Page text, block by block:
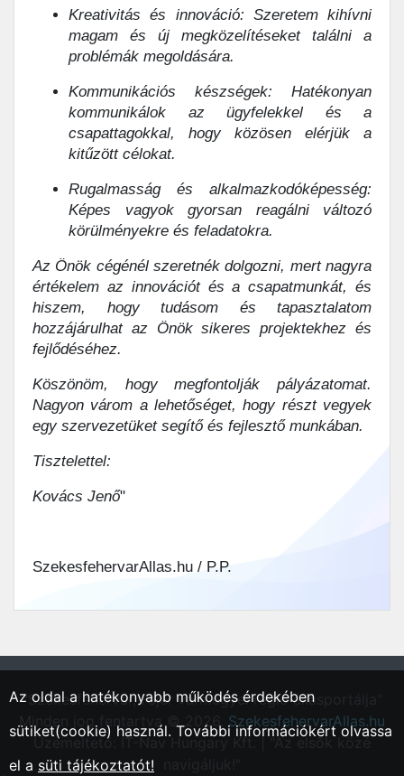
Kreativitás és innováció: Szeretem kihívni
magam és új megközelítéseket találni a
problémák megoldására.
Kommunikációs készségek: Hatékonyan
kommunikálok az ügyfelekkel és a
csapattagokkal, hogy közösen elérjük a
kitűzött célokat.
Rugalmasság és alkalmazkodóképesség:
Képes vagyok gyorsan reagálni változó
körülményekre és feladatokra.
Az Önök cégénél szeretnék dolgozni, mert nagyra
értékelem az innovációt és a csapatmunkát, és
hiszem, hogy tudásom és tapasztalatom
hozzájárulhat az Önök sikeres projektekhez és
fejlődéséhez.
Köszönöm, hogy megfontolják pályázatomat.
Nagyon várom a lehetőséget, hogy részt vegyek
egy szervezetüket segítő és fejlesztő munkában.
Tisztelettel:
Kovács Jenő"
SzekesfehervarAllas.hu / P.P.
"Székesfehérvár, Fejér vármegyei régió állásportálja"
Minden jog fentartva © 2026. SzekesfehervarAllas.hu
Üzemeltető: IT-Nav Hungary Kft. | "Az elsők közé
Az oldal a hatékonyabb működés érdekében
sütiket(cookie) használ. További információkért olvassa
el a süti tájékoztatót!